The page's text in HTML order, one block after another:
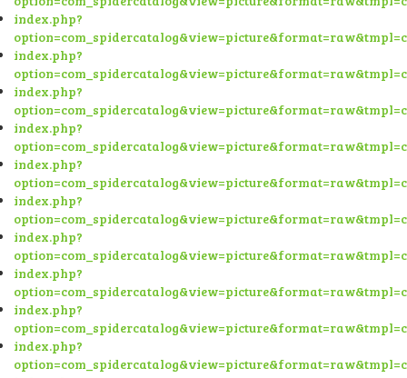
index.php?
index.php?
index.php?
index.php?
index.php?
index.php?
index.php?
index.php?
index.php?
index.php?